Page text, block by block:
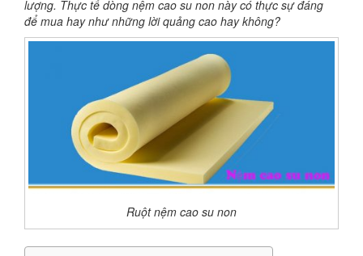
lượng. Thực tế dòng nệm cao su non này có thực sự đáng
để mua hay như những lời quảng cao hay không?
Ruột nệm cao su non